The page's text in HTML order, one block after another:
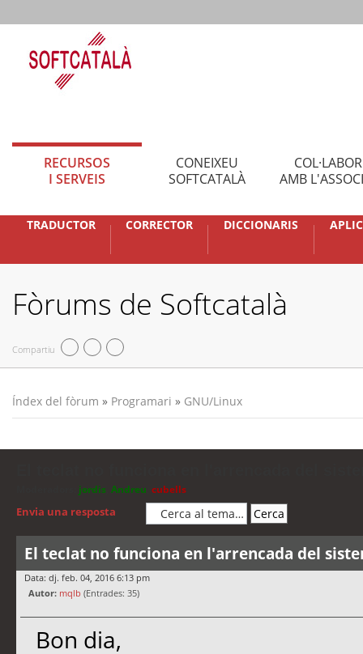
RECURSOS
I SERVEIS
CONEIXEU
SOFTCATALÀ
AMB
TRADUCTOR CORRECTOR DICCIONARIS
Fòrums de Softcatalà
Compartiu
Índex del fòrum » Programari » GNU/Linux
jordis Andreu cubells
Envia una resposta
El teclat no funciona en l'arrencada del
Data: dj. feb. 04, 2016 6:13 pm
Autor: mqlb (Entrades: 35)
Bon dia,